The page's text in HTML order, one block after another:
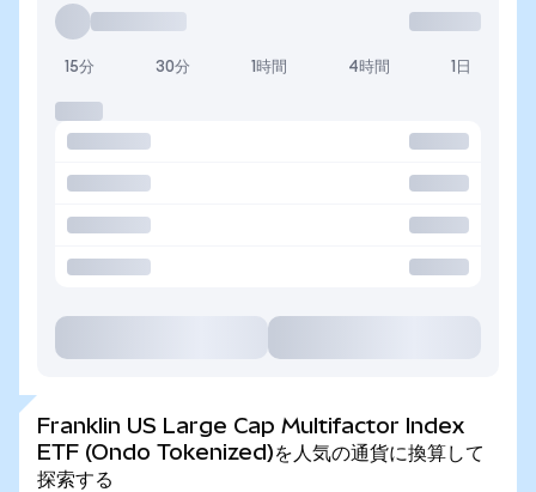
15分 30分 1時間 4時間 1日
Franklin US Large Cap Multifactor Index
ETF (Ondo Tokenized)を人気の通貨に換算して
探索する